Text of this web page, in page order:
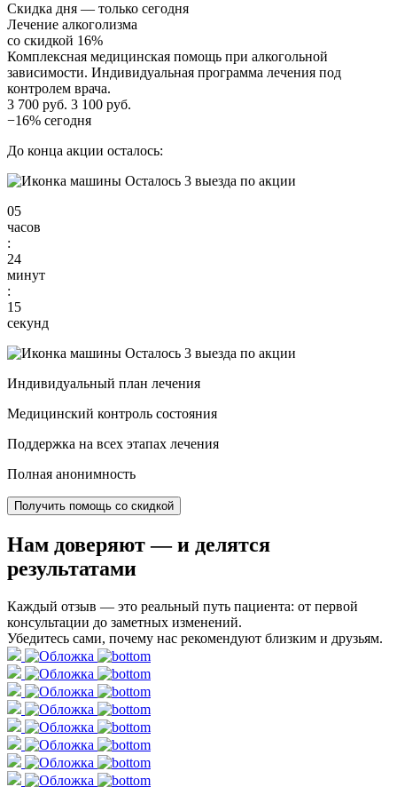
Скидка дня — только сегодня
Лечение алкоголизма
со скидкой 16%
Комплексная медицинская помощь при алкогольной
зависимости. Индивидуальная программа лечения под
контролем врача.
3 700 руб. 3 100 руб.
−16% сегодня
До конца акции осталось:
Осталось 3 выезда по акции
05
часов
:
24
минут
:
14
секунд
Осталось 3 выезда по акции
Индивидуальный план лечения
Медицинский контроль состояния
Поддержка на всех этапах лечения
Полная анонимность
Получить помощь со скидкой
Нам доверяют— и делятся
результатами
Каждый отзыв — это реальный путь пациента: от первой
консультации до заметных изменений.
Убедитесь сами, почему нас рекомендуют близким и друзьям.